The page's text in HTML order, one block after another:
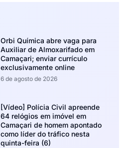
Orbi Química abre vaga para
Auxiliar de Almoxarifado em
Camaçari; enviar currículo
exclusivamente online
6 de agosto de 2026
[Vídeo] Polícia Civil apreende
64 relógios em imóvel em
Camaçari de homem apontado
como líder do tráfico nesta
quinta-feira (6)